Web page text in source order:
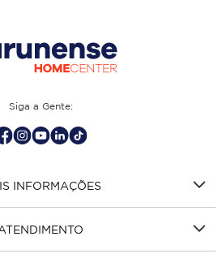
Siga a Gente:
INFORMAÇÕES